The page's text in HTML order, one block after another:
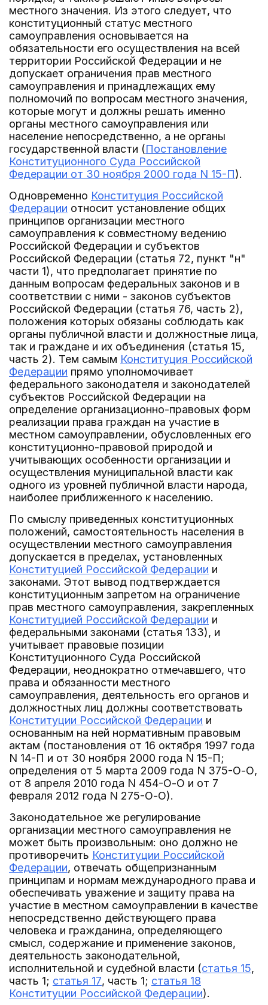
местного значения. Из этого следует, что
конституционный статус местного
самоуправления основывается на
обязательности его осуществления на всей
территории Российской Федерации и не
допускает ограничения прав местного
самоуправления и принадлежащих ему
полномочий по вопросам местного значения,
которые могут и должны решать именно
органы местного самоуправления или
население непосредственно, а не органы
государственной власти (Постановление
Конституционного Суда Российской
Федерации от 30 ноября 2000 года N 15-П).
Одновременно Конституция Российской
Федерации относит установление общих
принципов организации местного
самоуправления к совместному ведению
Российской Федерации и субъектов
Российской Федерации (статья 72, пункт "н"
части 1), что предполагает принятие по
данным вопросам федеральных законов и в
соответствии с ними - законов субъектов
Российской Федерации (статья 76, часть 2),
положения которых обязаны соблюдать как
органы публичной власти и должностные лица,
так и граждане и их объединения (статья 15,
часть 2). Тем самым Конституция Российской
Федерации прямо уполномочивает
федерального законодателя и законодателей
субъектов Российской Федерации на
определение организационно-правовых форм
реализации права граждан на участие в
местном самоуправлении, обусловленных его
конституционно-правовой природой и
учитывающих особенности организации и
осуществления муниципальной власти как
одного из уровней публичной власти народа,
наиболее приближенного к населению.
По смыслу приведенных конституционных
положений, самостоятельность населения в
осуществлении местного самоуправления
допускается в пределах, установленных
Конституцией Российской Федерации и
законами. Этот вывод подтверждается
конституционным запретом на ограничение
прав местного самоуправления, закрепленных
Конституцией Российской Федерации и
федеральными законами (статья 133), и
учитывает правовые позиции
Конституционного Суда Российской
Федерации, неоднократно отмечавшего, что
права и обязанности местного
самоуправления, деятельность его органов и
должностных лиц должны соответствовать
Конституции Российской Федерации и
основанным на ней нормативным правовым
актам (постановления от 16 октября 1997 года
N 14-П и от 30 ноября 2000 года N 15-П;
определения от 5 марта 2009 года N 375-О-О,
от 8 апреля 2010 года N 454-О-О и от 7
февраля 2012 года N 275-О-О).
Законодательное же регулирование
организации местного самоуправления не
может быть произвольным: оно должно не
противоречить Конституции Российской
Федерации, отвечать общепризнанным
принципам и нормам международного права и
обеспечивать уважение и защиту права на
участие в местном самоуправлении в качестве
непосредственно действующего права
человека и гражданина, определяющего
смысл, содержание и применение законов,
деятельность законодательной,
исполнительной и судебной власти (статья 15,
часть 1; статья 17, часть 1; статья 18
Конституции Российской Федерации).